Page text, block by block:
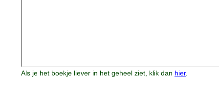
Als je het boekje liever in het geheel ziet, klik dan hier.